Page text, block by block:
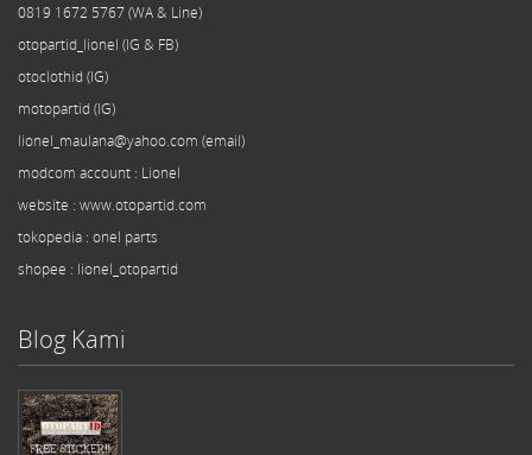
0819 1672 5767 (WA & Line)
otopartid_lionel (IG & FB)
otoclothid (IG)
motopartid (IG)
lionel_maulana@yahoo.com (email)
modcom account : Lionel
website : www.otopartid.com
tokopedia : onel parts
shopee : lionel_otopartid
Blog Kami